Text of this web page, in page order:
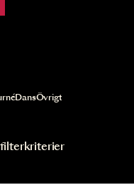
DansÖvrigt
filterkriterier